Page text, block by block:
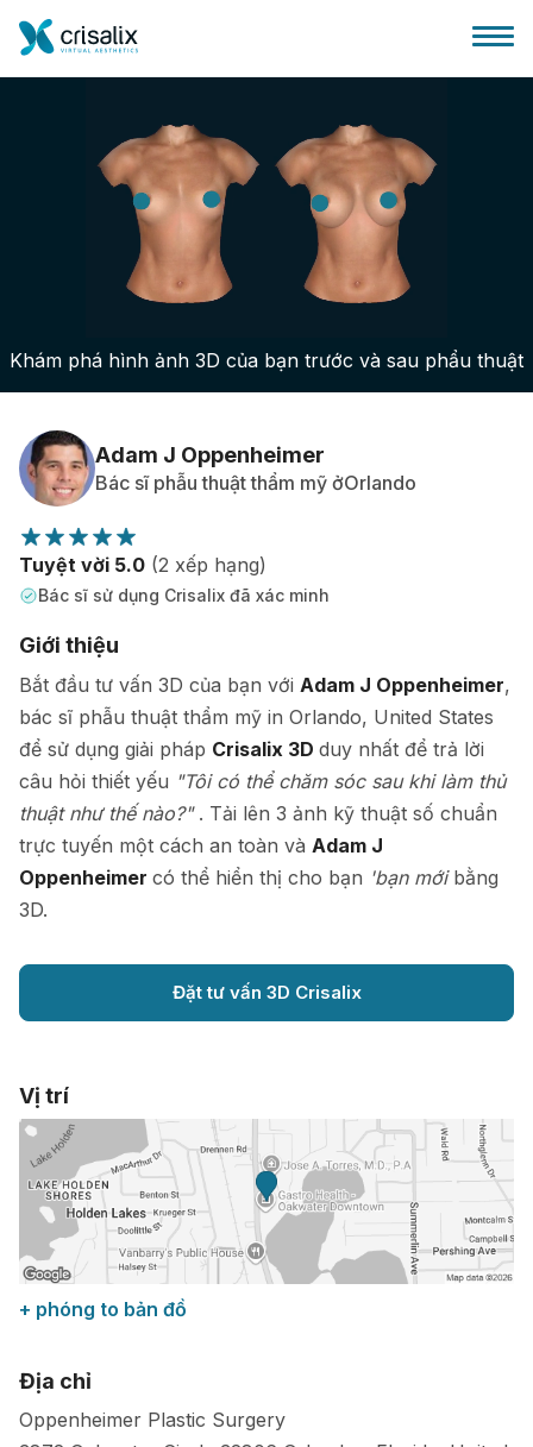
Bác sĩ phẫu thuật
Nền tảng kinh doanh 3D
Gói
Đánh giá của bệnh nhân
Khám phá hình ảnh 3D của bạn trước và sau phẩu thuật
Adam J Oppenheimer
Bác sĩ phẫu thuật thẩm mỹ ởOrlando
Tuyệt vời 5.0 (2 xếp hạng)
Bác sĩ sử dụng Crisalix đã xác minh
Giới thiệu
Bắt đầu tư vấn 3D của bạn với Adam J Oppenheimer,
bác sĩ phẫu thuật thẩm mỹ in Orlando, United States
để sử dụng giải pháp Crisalix 3D duy nhất để trả lời
câu hỏi thiết yếu "Tôi có thể chăm sóc sau khi làm thủ
thuật như thế nào?" . Tải lên 3 ảnh kỹ thuật số chuẩn
trực tuyến một cách an toàn và Adam J
Oppenheimer có thể hiển thị cho bạn 'bạn mới bằng
3D.
Đặt tư vấn 3D Crisalix
Vị trí
+ phóng to bản đồ
Địa chỉ
Oppenheimer Plastic Surgery